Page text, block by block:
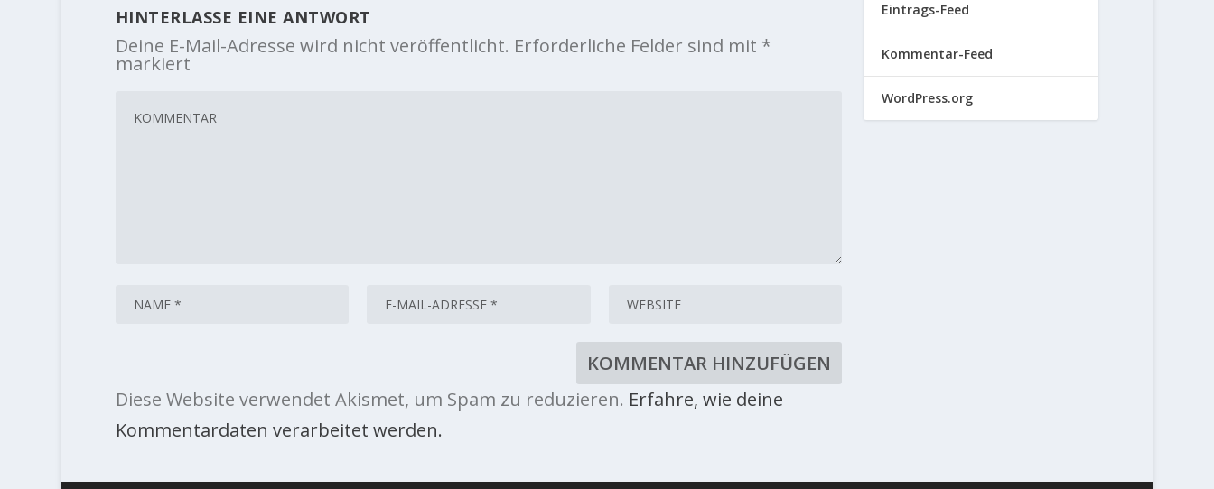
HINTERLASSE EINE ANTWORT
Deine E-Mail-Adresse wird nicht veröffentlicht. Erforderliche Felder sind mit *
markiert
Diese Website verwendet Akismet, um Spam zu reduzieren. Erfahre, wie deine
Kommentardaten verarbeitet werden.
Eintrags-Feed
Kommentar-Feed
WordPress.org